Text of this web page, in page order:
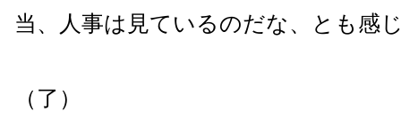
当、人事は見ているのだな、とも感
（了）